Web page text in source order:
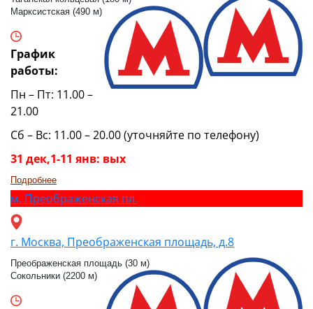
Марксистская (490 м)
График
работы:
Пн – Пт: 11.00 –
21.00
Сб – Вс: 11.00 – 20.00 (уточняйте по телефону)
31 дек,1-11 янв: вых
Подробнее
м. Преображенская пл.
г. Москва, Преображенская площадь, д.8
Преображенская площадь (30 м)
Сокольники (2200 м)